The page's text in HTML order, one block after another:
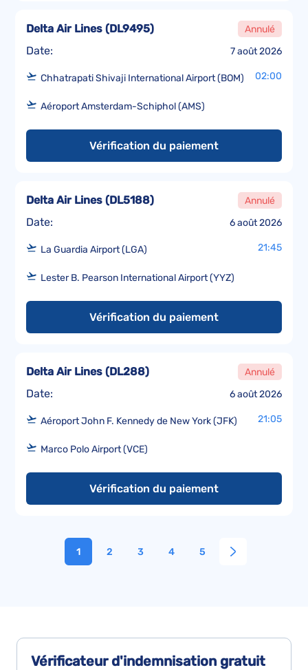
Date: 7 août 2026
Delta Air Lines (DL9495) Annulé
Chhatrapati Shivaji International Airport (BOM) 02:00
Aéroport Amsterdam-Schiphol (AMS)
Vérification du paiement
Date: 6 août 2026
Delta Air Lines (DL5188) Annulé
La Guardia Airport (LGA) 21:45
Lester B. Pearson International Airport (YYZ)
Vérification du paiement
Date: 6 août 2026
Delta Air Lines (DL288) Annulé
Aéroport John F. Kennedy de New York (JFK) 21:05
Marco Polo Airport (VCE)
Vérification du paiement
1 2 3 4 5
Vérificateur d'indemnisation gratuit